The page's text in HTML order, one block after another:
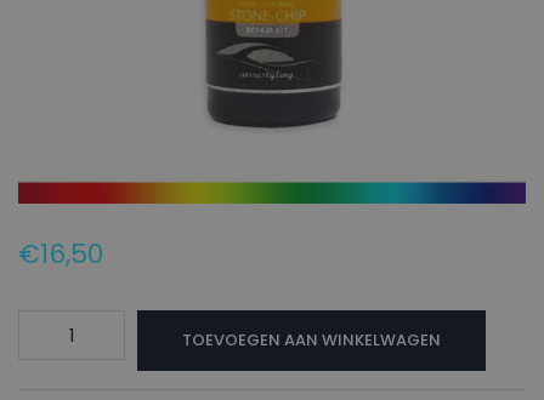
€16,50
VOLKSWAGEN
TOEVOEGEN AAN WINKELWAGEN